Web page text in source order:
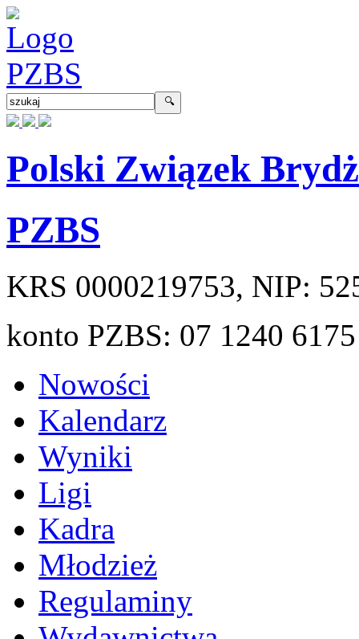
Polski Związek
PZBS
KRS 0000219753, NIP:
konto PZBS: 07 1240
Nowości
Kalendarz
Wyniki
Ligi
Kadra
Młodzież
Regulaminy